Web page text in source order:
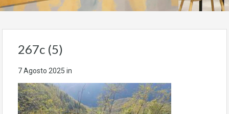
267c (5)
7 Agosto 2025 in